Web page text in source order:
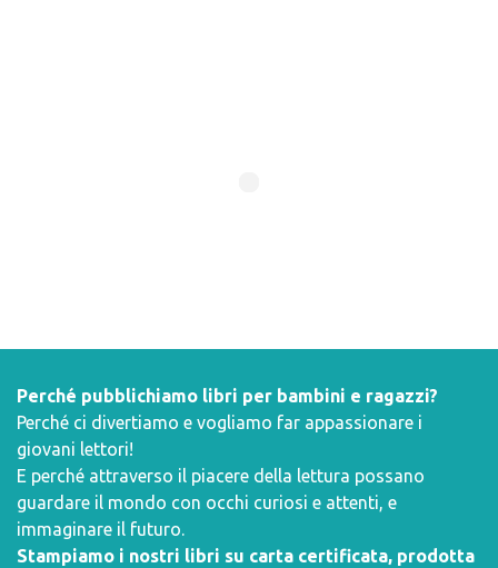
Perché pubblichiamo libri per bambini e ragazzi?
Perché ci divertiamo e vogliamo far appassionare i
giovani lettori!
E perché attraverso il piacere della lettura possano
guardare il mondo con occhi curiosi e attenti, e
immaginare il futuro.
Stampiamo i nostri libri su carta certificata, prodotta